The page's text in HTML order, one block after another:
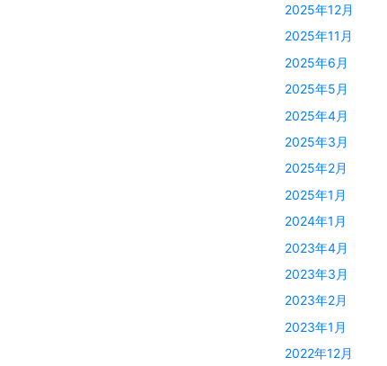
2025年12月
2025年11月
2025年6月
2025年5月
2025年4月
2025年3月
2025年2月
2025年1月
2024年1月
2023年4月
2023年3月
2023年2月
2023年1月
2022年12月